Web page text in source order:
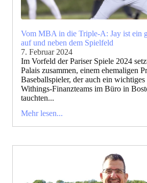
Vom MBA in die Triple-A: Jay ist ein
auf und neben dem Spielfeld
7. Februar 2024
Im Vorfeld der Pariser Spiele 2024
Palais zusammen, einem ehemaligen
Baseballspieler, der auch ein
Withings-Finanzteams im Büro in
tauchten...
Mehr lesen...